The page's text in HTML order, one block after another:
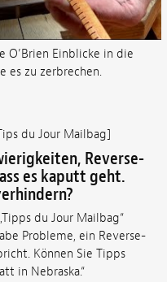
O’Brien Einblicke in die
es zu zerbrechen.
du Jour Mailbag]
Reverse-
es kaputt geht.
du Jour Mailbag“
Probleme, ein Reverse-
Können Sie Tipps
in Nebraska.“